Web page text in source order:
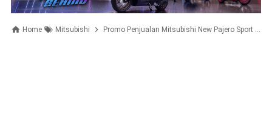
Home Mitsubishi Promo Penjualan Mitsubishi New Pajero Sport dan Triton di GIIAS 2024